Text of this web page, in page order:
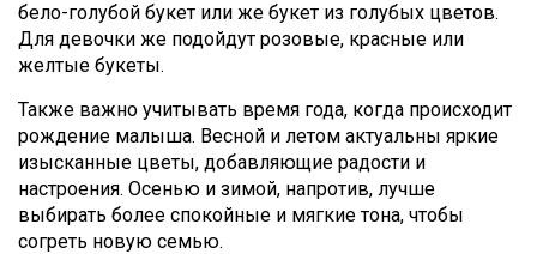
бело-голубой букет или же букет из голубых цветов.
Для девочки же подойдут розовые, красные или
желтые букеты.
Также важно учитывать время года, когда происходит
рождение малыша. Весной и летом актуальны яркие
изысканные цветы, добавляющие радости и
настроения. Осенью и зимой, напротив, лучше
выбирать более спокойные и мягкие тона, чтобы
согреть новую семью.